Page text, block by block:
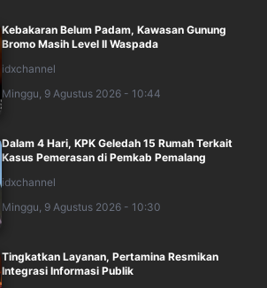
Kebakaran Belum Padam, Kawasan Gunung
Bromo Masih Level II Waspada
idxchannel
Minggu, 9 Agustus 2026 - 10:44
Dalam 4 Hari, KPK Geledah 15 Rumah Terkait
Kasus Pemerasan di Pemkab Pemalang
idxchannel
Minggu, 9 Agustus 2026 - 10:30
Tingkatkan Layanan, Pertamina Resmikan
Integrasi Informasi Publik